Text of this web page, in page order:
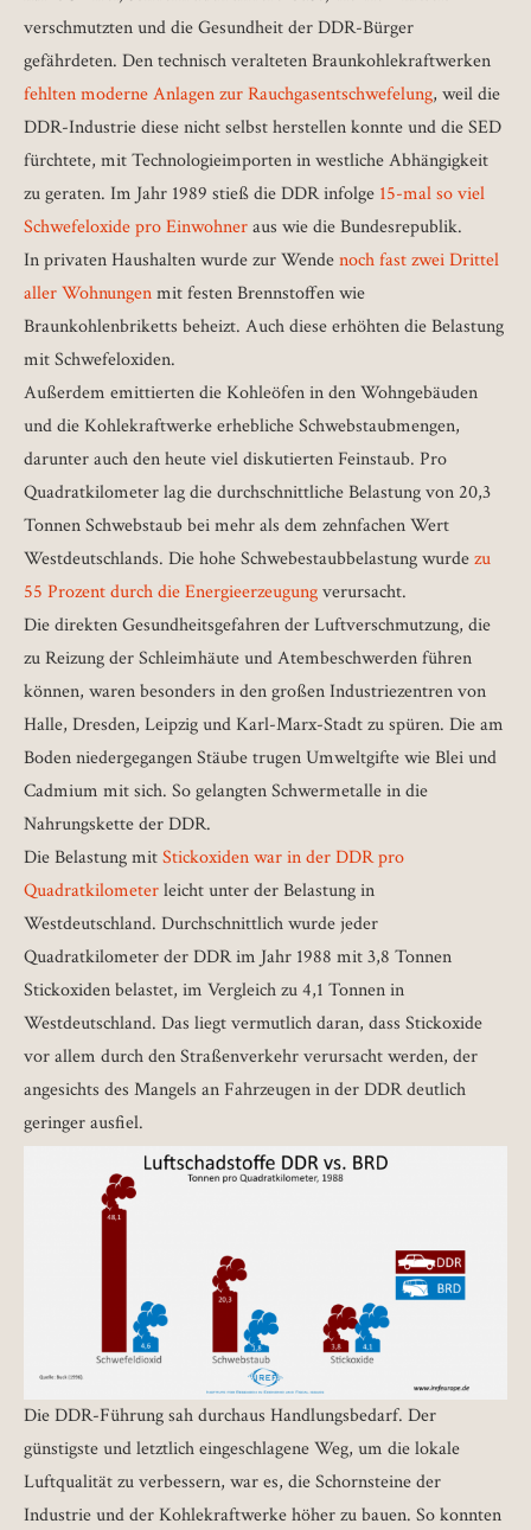
verschmutzten und die Gesundheit der DDR-Bürger
gefährdeten. Den technisch veralteten Braunkohlekraftwerken
fehlten moderne Anlagen zur Rauchgasentschwefelung, weil die
DDR-Industrie diese nicht selbst herstellen konnte und die SED
fürchtete, mit Technologieimporten in westliche Abhängigkeit
zu geraten. Im Jahr 1989 stieß die DDR infolge 15-mal so viel
Schwefeloxide pro Einwohneraus wie die Bundesrepublik.
In privaten Haushalten wurde zur Wendenoch fast zwei Drittel
aller Wohnungenmit festen Brennstoffen wie
Braunkohlenbriketts beheizt. Auch diese erhöhten die Belastung
mit Schwefeloxiden.
Außerdem emittierten die Kohleöfen in den Wohngebäuden
und die Kohlekraftwerke erhebliche Schwebstaubmengen,
darunter auch den heute viel diskutierten Feinstaub. Pro
Quadratkilometer lag die durchschnittliche Belastung von 20,3
Tonnen Schwebstaub bei mehr als dem zehnfachen Wert
Westdeutschlands. Die hohe Schwebestaubbelastung wurdezu
55 Prozent durch die Energieerzeugungverursacht.
Die direkten Gesundheitsgefahren der Luftverschmutzung, die
zu Reizung der Schleimhäute und Atembeschwerden führen
können, waren besonders in den großen Industriezentren von
Halle, Dresden, Leipzig und Karl-Marx-Stadt zu spüren. Die am
Boden niedergegangen Stäube trugen Umweltgifte wie Blei und
Cadmium mit sich. So gelangten Schwermetalle in die
Nahrungskette der DDR.
Die Belastung mitStickoxiden war in der DDR pro
Quadratkilometerleicht unter der Belastung in
Westdeutschland. Durchschnittlich wurde jeder
Quadratkilometer der DDR im Jahr 1988 mit 3,8 Tonnen
Stickoxiden belastet, im Vergleich zu 4,1 Tonnen in
Westdeutschland. Das liegt vermutlich daran, dass Stickoxide
vor allem durch den Straßenverkehr verursacht werden, der
angesichts des Mangels an Fahrzeugen in der DDR deutlich
geringer ausfiel.
Die DDR-Führung sah durchaus Handlungsbedarf. Der
günstigste und letztlich eingeschlagene Weg, um die lokale
Luftqualität zu verbessern, war es, die Schornsteine der
Industrie und der Kohlekraftwerke höher zu bauen. So konnten